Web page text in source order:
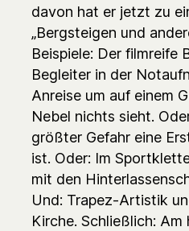
davon hat er jetzt zu
„Bergsteigen und
Beispiele: Der filmreife
Begleiter in der
Anreise um auf einem
Nebel nichts sieht.
größter Gefahr eine
ist. Oder: Im
mit den
Und: Trapez-Artistik
Kirche. Schließlich: